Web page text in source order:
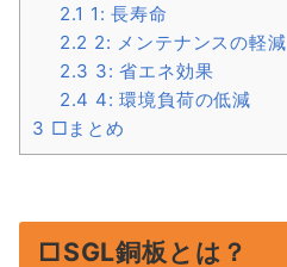
2.1 1: 長寿命
2.2 2: メンテナンスの軽減
2.3 3: 省エネ効果
2.4 4: 環境負荷の低減
3 □まとめ
□SGL銅板とは？